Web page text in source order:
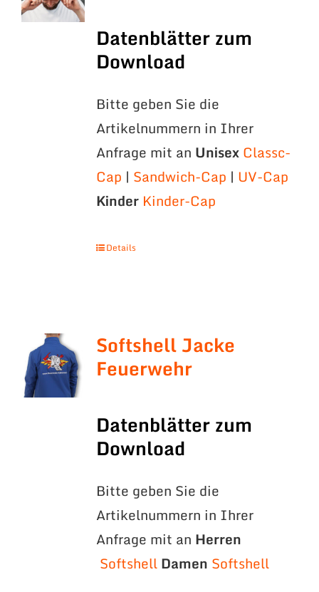
Datenblätter zum
Download
Bitte geben Sie die
Artikelnummern in Ihrer
Anfrage mit an UnisexClassc-
Cap | Sandwich-Cap | UV-Cap
Kinder Kinder-Cap
Details
Softshell Jacke
Feuerwehr
Datenblätter zum
Download
Bitte geben Sie die
Artikelnummern in Ihrer
Anfrage mit an Herren
Softshell Damen Softshell